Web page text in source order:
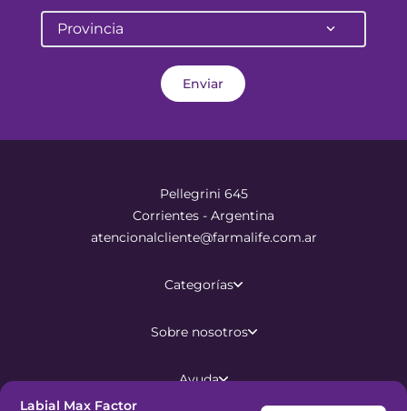
Labial Max Factor
Provincia
Enviar
Pellegrini 645
Corrientes - Argentina
atencionalcliente@farmalife.com.ar
Categorías
Sobre nosotros
Ayuda